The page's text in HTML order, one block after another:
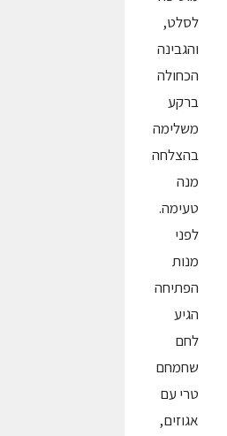
לסלט,
והגבינה
הכחולה
ברקע
משלימה
בהצלחה
מנה
טעימה.
לפני
מנות
הפתיחה
הגיע
לחם
שחמחם
טרי עם
אגוזים,